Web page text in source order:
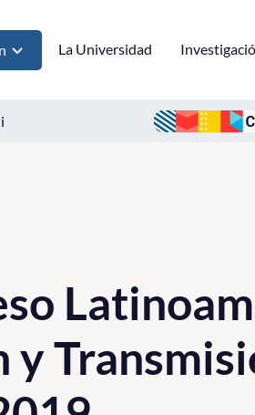
La Universidad
y